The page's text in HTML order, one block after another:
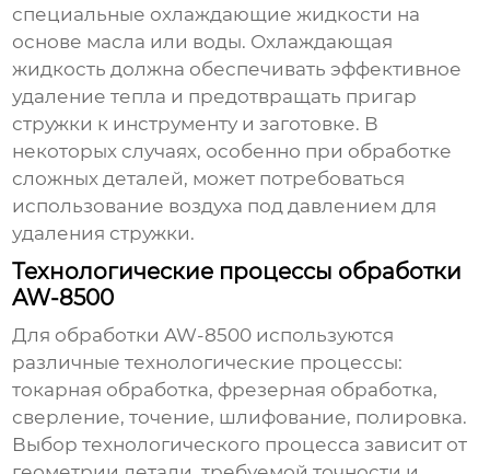
специальные охлаждающие жидкости на
основе масла или воды. Охлаждающая
жидкость должна обеспечивать эффективное
удаление тепла и предотвращать пригар
стружки к инструменту и заготовке. В
некоторых случаях, особенно при обработке
сложных деталей, может потребоваться
использование воздуха под давлением для
удаления стружки.
Технологические процессы обработки
AW-8500
Для обработки AW-8500 используются
различные технологические процессы:
токарная обработка, фрезерная обработка,
сверление, точение, шлифование, полировка.
Выбор технологического процесса зависит от